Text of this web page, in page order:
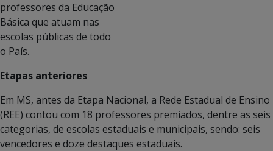
professores da Educação
Básica que atuam nas
escolas públicas de todo
o País.
Etapas anteriores
Em MS, antes da Etapa Nacional, a Rede Estadual de Ensino
(REE) contou com 18 professores premiados, dentre as seis
categorias, de escolas estaduais e municipais, sendo: seis
vencedores e doze destaques estaduais.